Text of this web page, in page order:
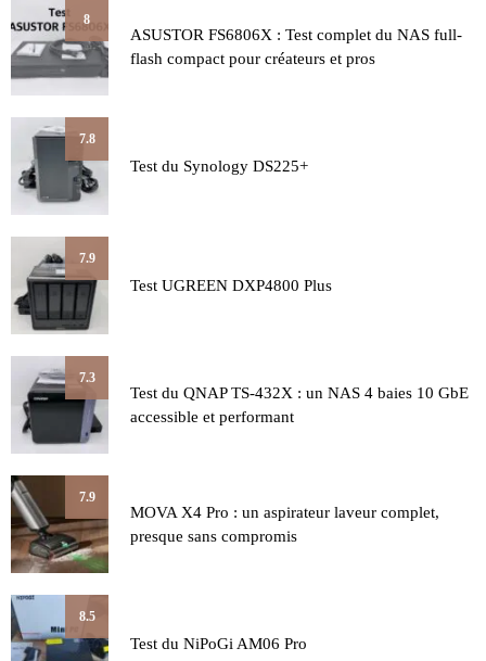
8
ASUSTOR FS6806X : Test complet du NAS full-
flash compact pour créateurs et pros
7.8
Test du Synology DS225+
7.9
Test UGREEN DXP4800 Plus
7.3
Test du QNAP TS-432X : un NAS 4 baies 10 GbE
accessible et performant
7.9
MOVA X4 Pro : un aspirateur laveur complet,
presque sans compromis
8.5
Test du NiPoGi AM06 Pro